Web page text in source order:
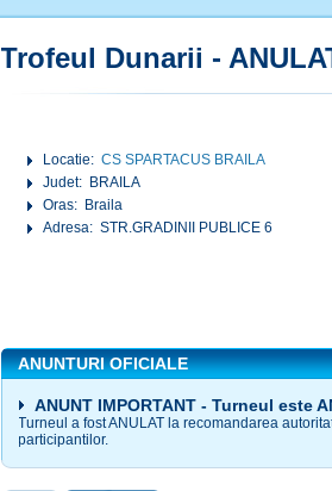
Trofeul Dunarii -
Locatie:CS SPARTACUS BRAILA
Judet: BRAILA
Oras: Braila
Adresa: STR.GRADINII PUBLICE 6
ANUNTURI OFICIALE
ANUNT IMPORTANT - Turneul este
Turneul a fost ANULAT la recomandarea
participantilor.